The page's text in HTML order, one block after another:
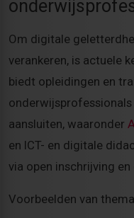
Om digitale
verankeren, is actuele
biedt opleidingen en
aansluiten, waaronder
en ICT- en digitale
via open inschrijving
Voorbeelden van